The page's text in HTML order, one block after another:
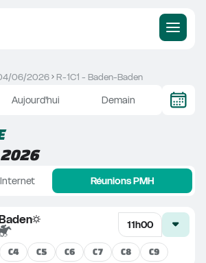
06/2026 R-1C1 - Baden-Baden
Aujourd'hui Demain
2026
Réunions PMH
11h00
C4 C5 C6 C7 C8 C9